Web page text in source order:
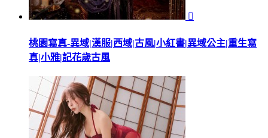

桃園寫真-異域|漢服|西域|古風|小紅書|異域公主|重生寫
真|小雅|記花歲古風